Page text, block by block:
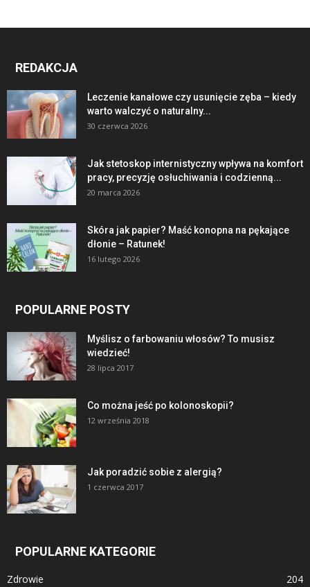
REDAKCJA
Leczenie kanałowe czy usunięcie zęba – kiedy
warto walczyć o naturalny...
30 czerwca 2026
Jak stetoskop internistyczny wpływa na komfort
pracy, precyzję osłuchiwania i codzienną...
20 marca 2026
Skóra jak papier? Maść konopna na pękające
dłonie – Ratunek!
16 lutego 2026
POPULARNE POSTY
Myślisz o farbowaniu włosów? To musisz
wiedzieć!
28 lipca 2017
Co można jeść po kolonoskopii?
12 września 2018
Jak poradzić sobie z alergią?
1 czerwca 2017
POPULARNE KATEGORIE
Zdrowie
204